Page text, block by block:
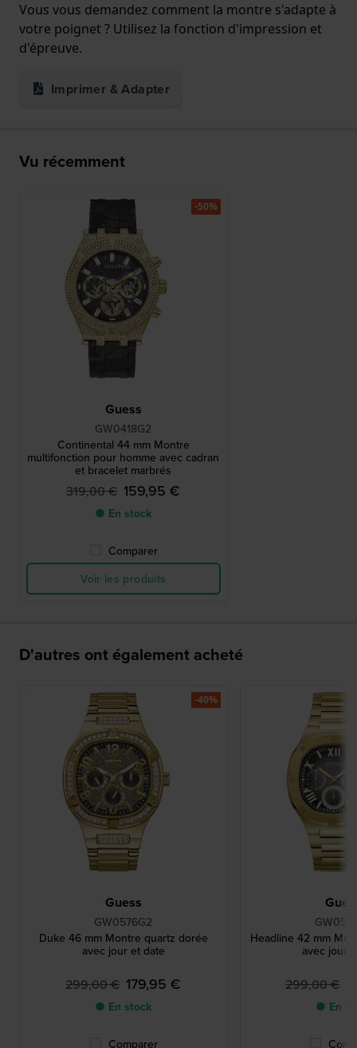
Vous vous demandez comment la montre s'adapte à
votre poignet ? Utilisez la fonction d'impression et
d'épreuve.
Imprimer & Adapter
Vu récemment
Guess
GW0418G2
Continental 44 mm Montre
multifonction pour homme avec cadran
et bracelet marbrés
319,00 € 159,95 €
● En stock
Comparer
Voir les produits
-50%
D'autres ont également acheté
Guess
GW0576G2
Duke 46 mm Montre quartz dorée
avec jour et date
299,00 € 179,95 €
● En stock
Comparer
-40%
Headline 42 mm
avec jour
299,00 €
● En